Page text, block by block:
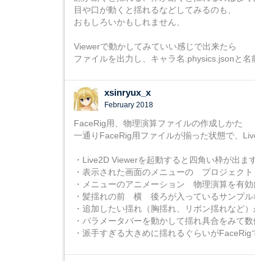
目や口が動くと揺れるなどしてみるのも、
おもしろいかもしれません、
Viewerで動かしてみていい感じで出来たら
ファイルを出力し、キャラ名.physics.jsonと名
xsinryux_x
February 2018
FaceRig用、物理演算ファイルの作成しかた
一通りFaceRig用ファイルが揃った状態で、
・Live2D Viewerを起動すると四角い枠が出
・表示された画面のメニューの プロジェ
・メニューのアニメーション 物理演算を有
・髪揺れの前 横 後ろが入っているサンプル
・追加したい揺れ（胸揺れ、リボン揺れなど
・パラメータバーを動かして揺れ具合をみて
・派手すぎる大きめに揺れるぐらいが